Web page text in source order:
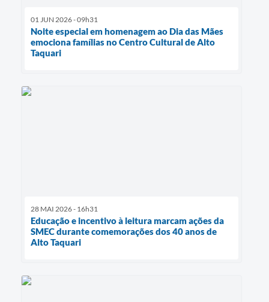
01 JUN 2026 - 09h31
Noite especial em homenagem ao Dia das Mães
emociona famílias no Centro Cultural de Alto
Taquari
28 MAI 2026 - 16h31
Educação e incentivo à leitura marcam ações da
SMEC durante comemorações dos 40 anos de
Alto Taquari